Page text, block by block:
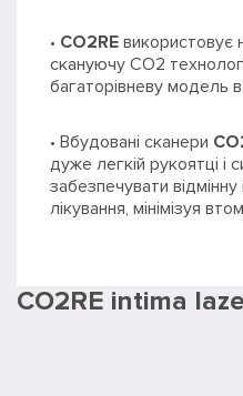
• CO2RE використовує
скануючу CO2
багаторівневу модель
• Вбудовані сканери
дуже легкій рукоятці і
забезпечувати
лікування, мінімізуя
CO2RE intima